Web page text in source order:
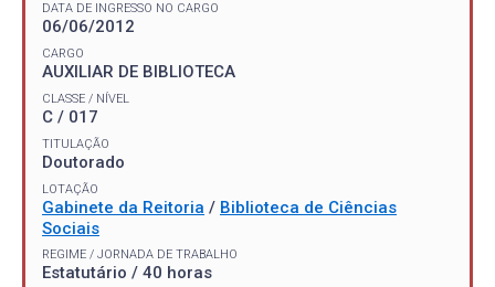
DATA DE INGRESSO NO CARGO
06/06/2012
CARGO
AUXILIAR DE BIBLIOTECA
CLASSE / NÍVEL
C / 017
TITULAÇÃO
Doutorado
LOTAÇÃO
Gabinete da Reitoria / Biblioteca de Ciências
Sociais
REGIME / JORNADA DE TRABALHO
Estatutário / 40 horas